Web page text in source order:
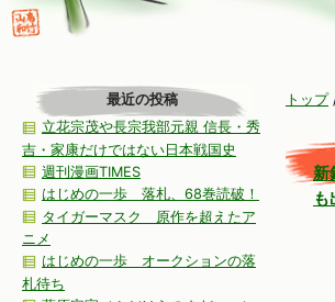
トップ
新
も
最近の投稿
立花宗茂や長宗我部元親 信長・秀
吉・家康だけではない日本戦国史
週刊漫画TIMES
はじめの一歩 落札、68巻読破！
タイガーマスク 原作を超えたア
ニメ
はじめの一歩 オークションの落
札待ち